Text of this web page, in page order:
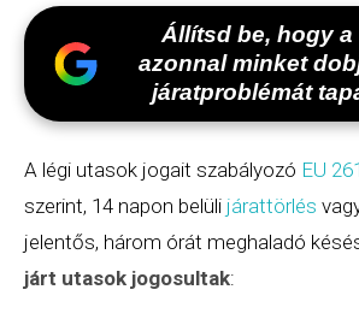
Állítsd be, hogy a
azonnal minket
járatproblémát
A légi utasok jogait szabályozó EU 261
szerint, 14 napon belüli járattörlés
jelentős, három órát meghaladó
járt utasok jogosultak: